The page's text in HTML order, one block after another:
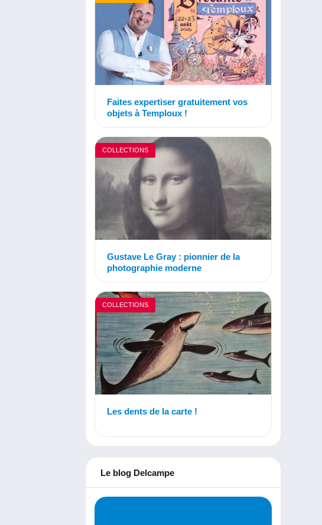
Faites expertiser gratuitement vos
objets à Temploux !
COLLECTIONS
Gustave Le Gray : pionnier de la
photographie moderne
COLLECTIONS
Les dents de la carte !
Le blog Delcampe